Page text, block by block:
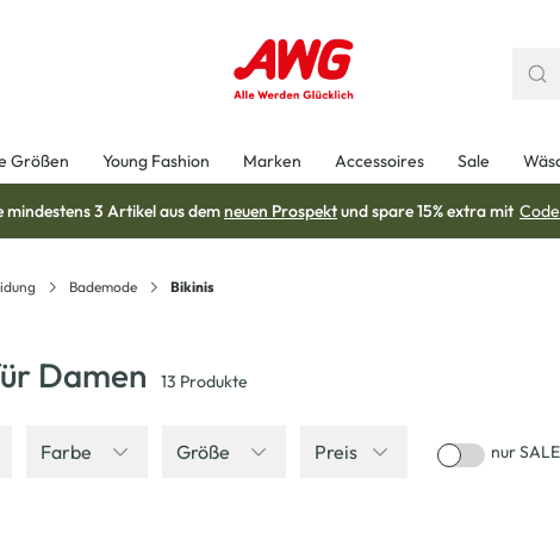
Größen Young Fashion Marken Accessoires Sale
mindestens 3 Artikel aus demneuen Prospektund spare 15% extra mit
Bademode Bikinis
Damen 13 Produkte
Farbe Größe Preis nur